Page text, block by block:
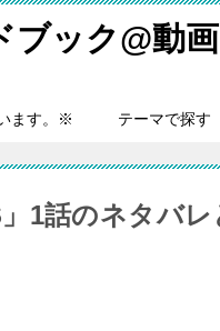
ブック@動
ます。※ テーマで探す
1話のネタバ